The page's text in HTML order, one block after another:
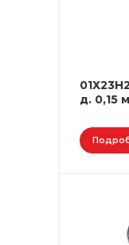
д. 0,15